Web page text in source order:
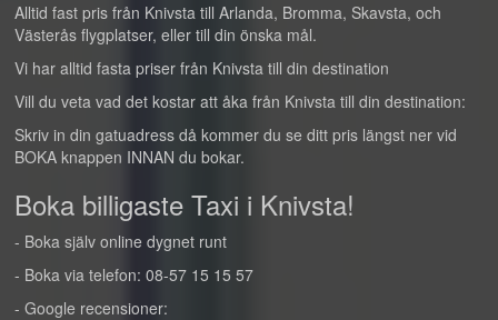
Alltid fast pris från Knivsta till Arlanda, Bromma, Skavsta, och
Västerås flygplatser, eller till din önska mål.
Vi har alltid fasta priser från Knivsta till din destination
Vill du veta vad det kostar att åka från Knivsta till din destination:
Skriv in din gatuadress då kommer du se ditt pris längst ner vid
BOKA knappen INNAN du bokar.
Boka billigaste Taxi i Knivsta!
- Boka själv online dygnet runt
- Boka via telefon: 08-57 15 15 57
- Google recensioner: